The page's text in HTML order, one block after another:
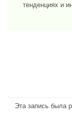
тенденциях и
Эта запись была